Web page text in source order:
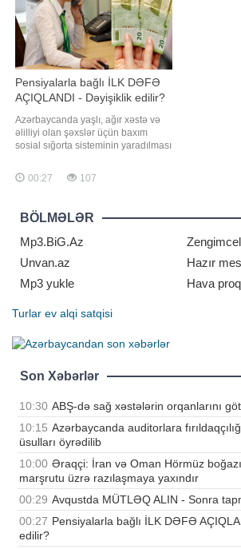
Pensiyalarla bağlı İLK DƏFƏ
AÇIQLANDI - Dəyişiklik edilir?
Azərbaycanda yaşlı, ağır xəstə və
əlilliyi olan şəxslər üçün baxım
sosial sığorta sisteminin yaradılması
açıqlamasında iqtisadçı Vahid
Əhmədov deyib. Onun sözlərinə
Avropa ölkələri və ABŞ-da tətbiq
olunur və insanların uzunmüddətli
gündəli
00:27 107
BÖLMƏLƏR
Mp3.BiG.Az
Unvan.az
Hazır
Mp3 yukle
Hava
Turlar ev alqi satqisi
Son Xəbərlər
10:30 ABŞ-də sağ xəstələrin orqanlarını
10:15 Azərbaycanda auditorlara
üsulları öyrədilib
10:00 Əraqçi: İran və Oman Hörmüz
marşrutu üzrə razılaşmaya yaxındır
00:29 Avqustda MÜTLƏQ ALIN - Sonra
00:27 Pensiyalarla bağlı İLK DƏFƏ
edilir?